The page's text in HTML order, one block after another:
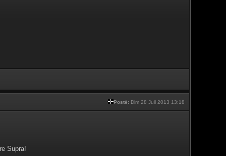
Posté: Dim 28 Juil 2013 13:18
Supra!